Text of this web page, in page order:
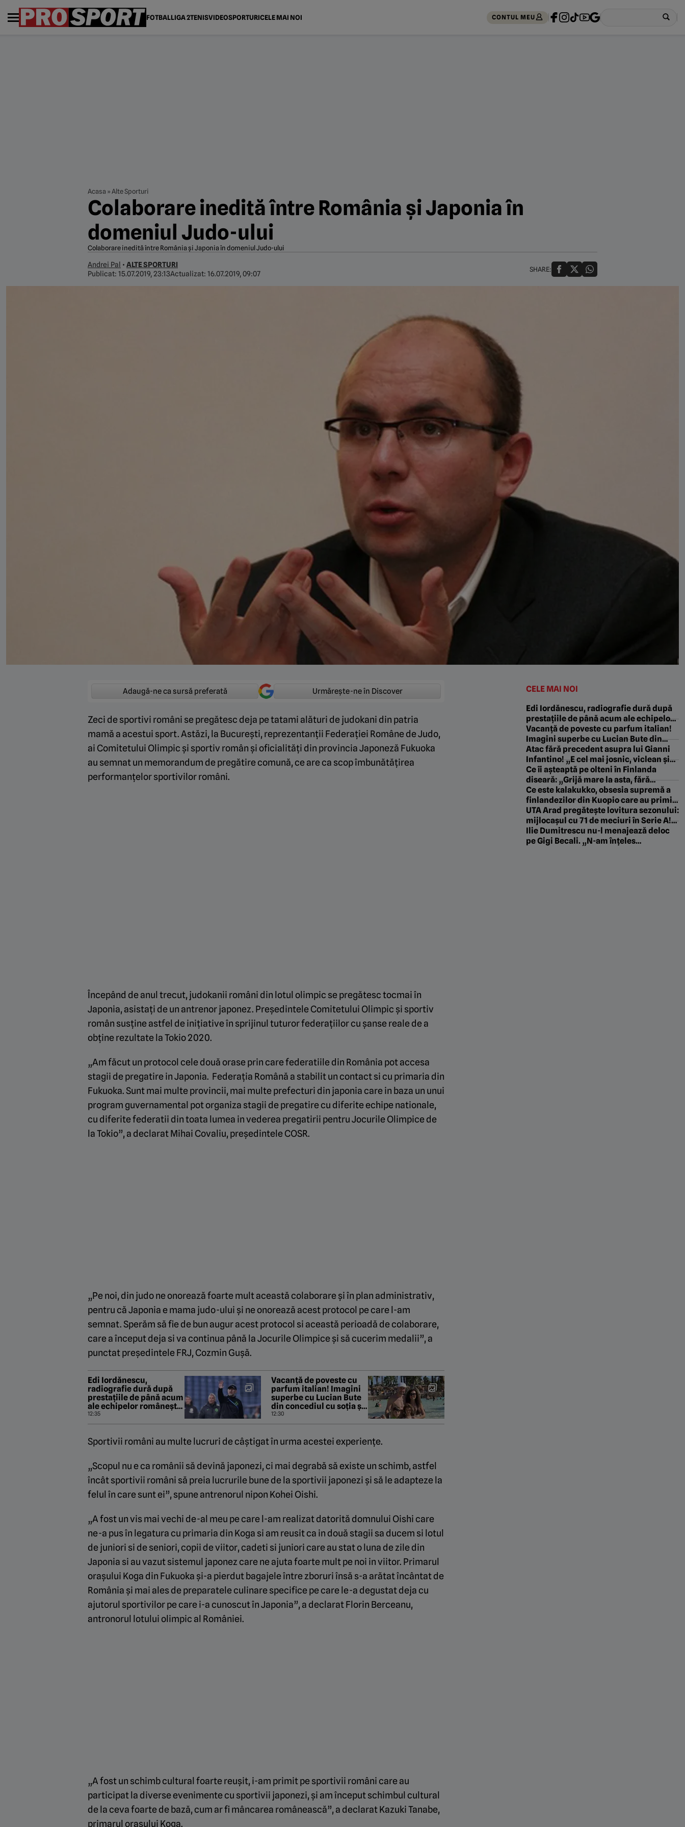
FOTBALLIGA 2TENISVIDEOSPORTURICELE MAI NOI CONTUL MEU
Acasa »Alte Sporturi
Colaborare inedită între România și Japonia în
domeniul Judo-ului
Colaborare inedită între România și Japonia în domeniul Judo-ului
Andrei Pal • ALTE SPORTURI
Publicat: 15.07.2019, 23:13Actualizat: 16.07.2019, 09:07
SHARE:
Adaugă-ne ca sursă preferată Urmărește-ne în Discover
Zeci de sportivi români se pregătesc deja pe tatami alături de judokani din patria
mamă a acestui sport. Astăzi, la București, reprezentanții Federației Române de Judo,
ai Comitetului Olimpic și sportiv român și oficialități din provincia Japoneză Fukuoka
au semnat un memorandum de pregătire comună, ce are ca scop îmbunătățirea
performanțelor sportivilor români.
Începând de anul trecut, judokanii români din lotul olimpic se pregătesc tocmai în
Japonia, asistați de un antrenor japonez. Președintele Comitetului Olimpic și sportiv
român susține astfel de inițiative în sprijinul tuturor federațiilor cu șanse reale de a
obține rezultate la Tokio 2020.
„Am făcut un protocol cele două orase prin care federatiile din România pot accesa
stagii de pregatire in Japonia. Federația Română a stabilit un contact si cu primaria din
Fukuoka. Sunt mai multe provincii, mai multe prefecturi din japonia care in baza un unui
program guvernamental pot organiza stagii de pregatire cu diferite echipe nationale,
cu diferite federatii din toata lumea in vederea pregatirii pentru Jocurile Olimpice de
la Tokio”, a declarat Mihai Covaliu, președintele COSR.
„Pe noi, din judo ne onorează foarte mult această colaborare și în plan administrativ,
pentru că Japonia e mama judo-ului și ne onorează acest protocol pe care l-am
semnat. Sperăm să fie de bun augur acest protocol si această perioadă de colaborare,
care a început deja si va continua până la Jocurile Olimpice și să cucerim medalii”, a
punctat președintele FRJ, Cozmin Gușă.
Edi Iordănescu,
radiografie dură după
prestațiile de până acum
ale echipelor românești
în cupele europene: „Ne
facem iluzii, dar Europa
12:35
Vacanță de poveste cu
parfum italian! Imagini
superbe cu Lucian Bute
din concediul cu soția și
cei doi copii. EXCLUSIV
12:30
Sportivii români au multe lucruri de câștigat în urma acestei experiențe.
„Scopul nu e ca românii să devină japonezi, ci mai degrabă să existe un schimb, astfel
încât sportivii români să preia lucrurile bune de la sportivii japonezi și să le adapteze la
felul în care sunt ei”, spune antrenorul nipon Kohei Oishi.
„A fost un vis mai vechi de-al meu pe care l-am realizat datorită domnului Oishi care
ne-a pus în legatura cu primaria din Koga si am reusit ca in două stagii sa ducem si lotul
de juniori si de seniori, copii de viitor, cadeti si juniori care au stat o luna de zile din
Japonia si au vazut sistemul japonez care ne ajuta foarte mult pe noi in viitor. Primarul
orașului Koga din Fukuoka și-a pierdut bagajele între zboruri însă s-a arătat încântat de
România și mai ales de preparatele culinare specifice pe care le-a degustat deja cu
ajutorul sportivilor pe care i-a cunoscut în Japonia”, a declarat Florin Berceanu,
antronorul lotului olimpic al României.
„A fost un schimb cultural foarte reușit, i-am primit pe sportivii români care au
participat la diverse evenimente cu sportivii japonezi, și am început schimbul cultural
de la ceva foarte de bază, cum ar fi mâncarea românească”, a declarat Kazuki Tanabe,
primarul orașului Koga.
CELE MAI NOI
Edi Iordănescu, radiografie dură după
prestațiile de până acum ale echipelor
românești în cupele europene: „Ne
facem iluzii, dar Europa nu minte
niciodată”
Vacanță de poveste cu parfum italian!
Imagini superbe cu Lucian Bute din
concediul cu soția și cei doi copii.
EXCLUSIV
Atac fără precedent asupra lui Gianni
Infantino! „E cel mai josnic, viclean și
parșiv pe care l-am văzut vreodată”
Ce îi așteaptă pe olteni în Finlanda
diseară: „Grijă mare la asta, fără
probleme în rest!”. Românul care a
jucat la Kuopio avertizează înainte de
KuPS – Universitatea Craiova în Europa
League. EXCLUSIV
Ce este kalakukko, obsesia supremă a
finlandezilor din Kuopio care au primit
Universitatea Craiova cu un mamut de
2,5 tone în Europa League!
UTA Arad pregătește lovitura sezonului:
mijlocașul cu 71 de meciuri în Serie A!
„Așa vom împărți salariul lui”.
EXCLUSIV
Ilie Dumitrescu nu-l menajează deloc
pe Gigi Becali. „N-am înțeles